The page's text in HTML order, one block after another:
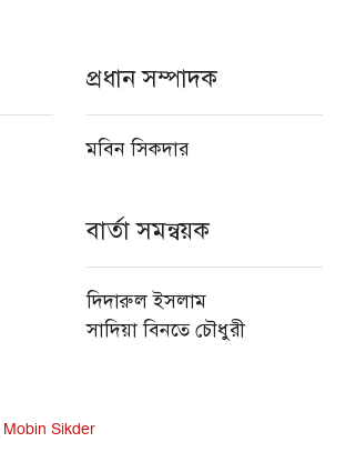
প্রধান সম্পাদক
মবিন সিকদার
বার্তা সমন্বয়ক
দিদারুল ইসলাম
সাদিয়া বিনতে চৌধুরী
Mobin Sikder